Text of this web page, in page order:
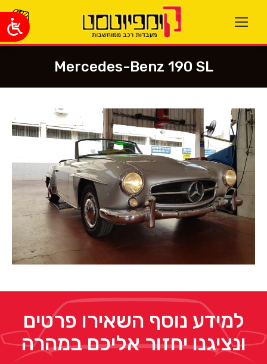
Mercedes-Benz 190 SL
You are here:
למידע נוסף השאירו פרטים
ונציגנו יחזור אליכם במהרה